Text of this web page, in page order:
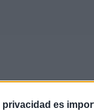
privacidad es